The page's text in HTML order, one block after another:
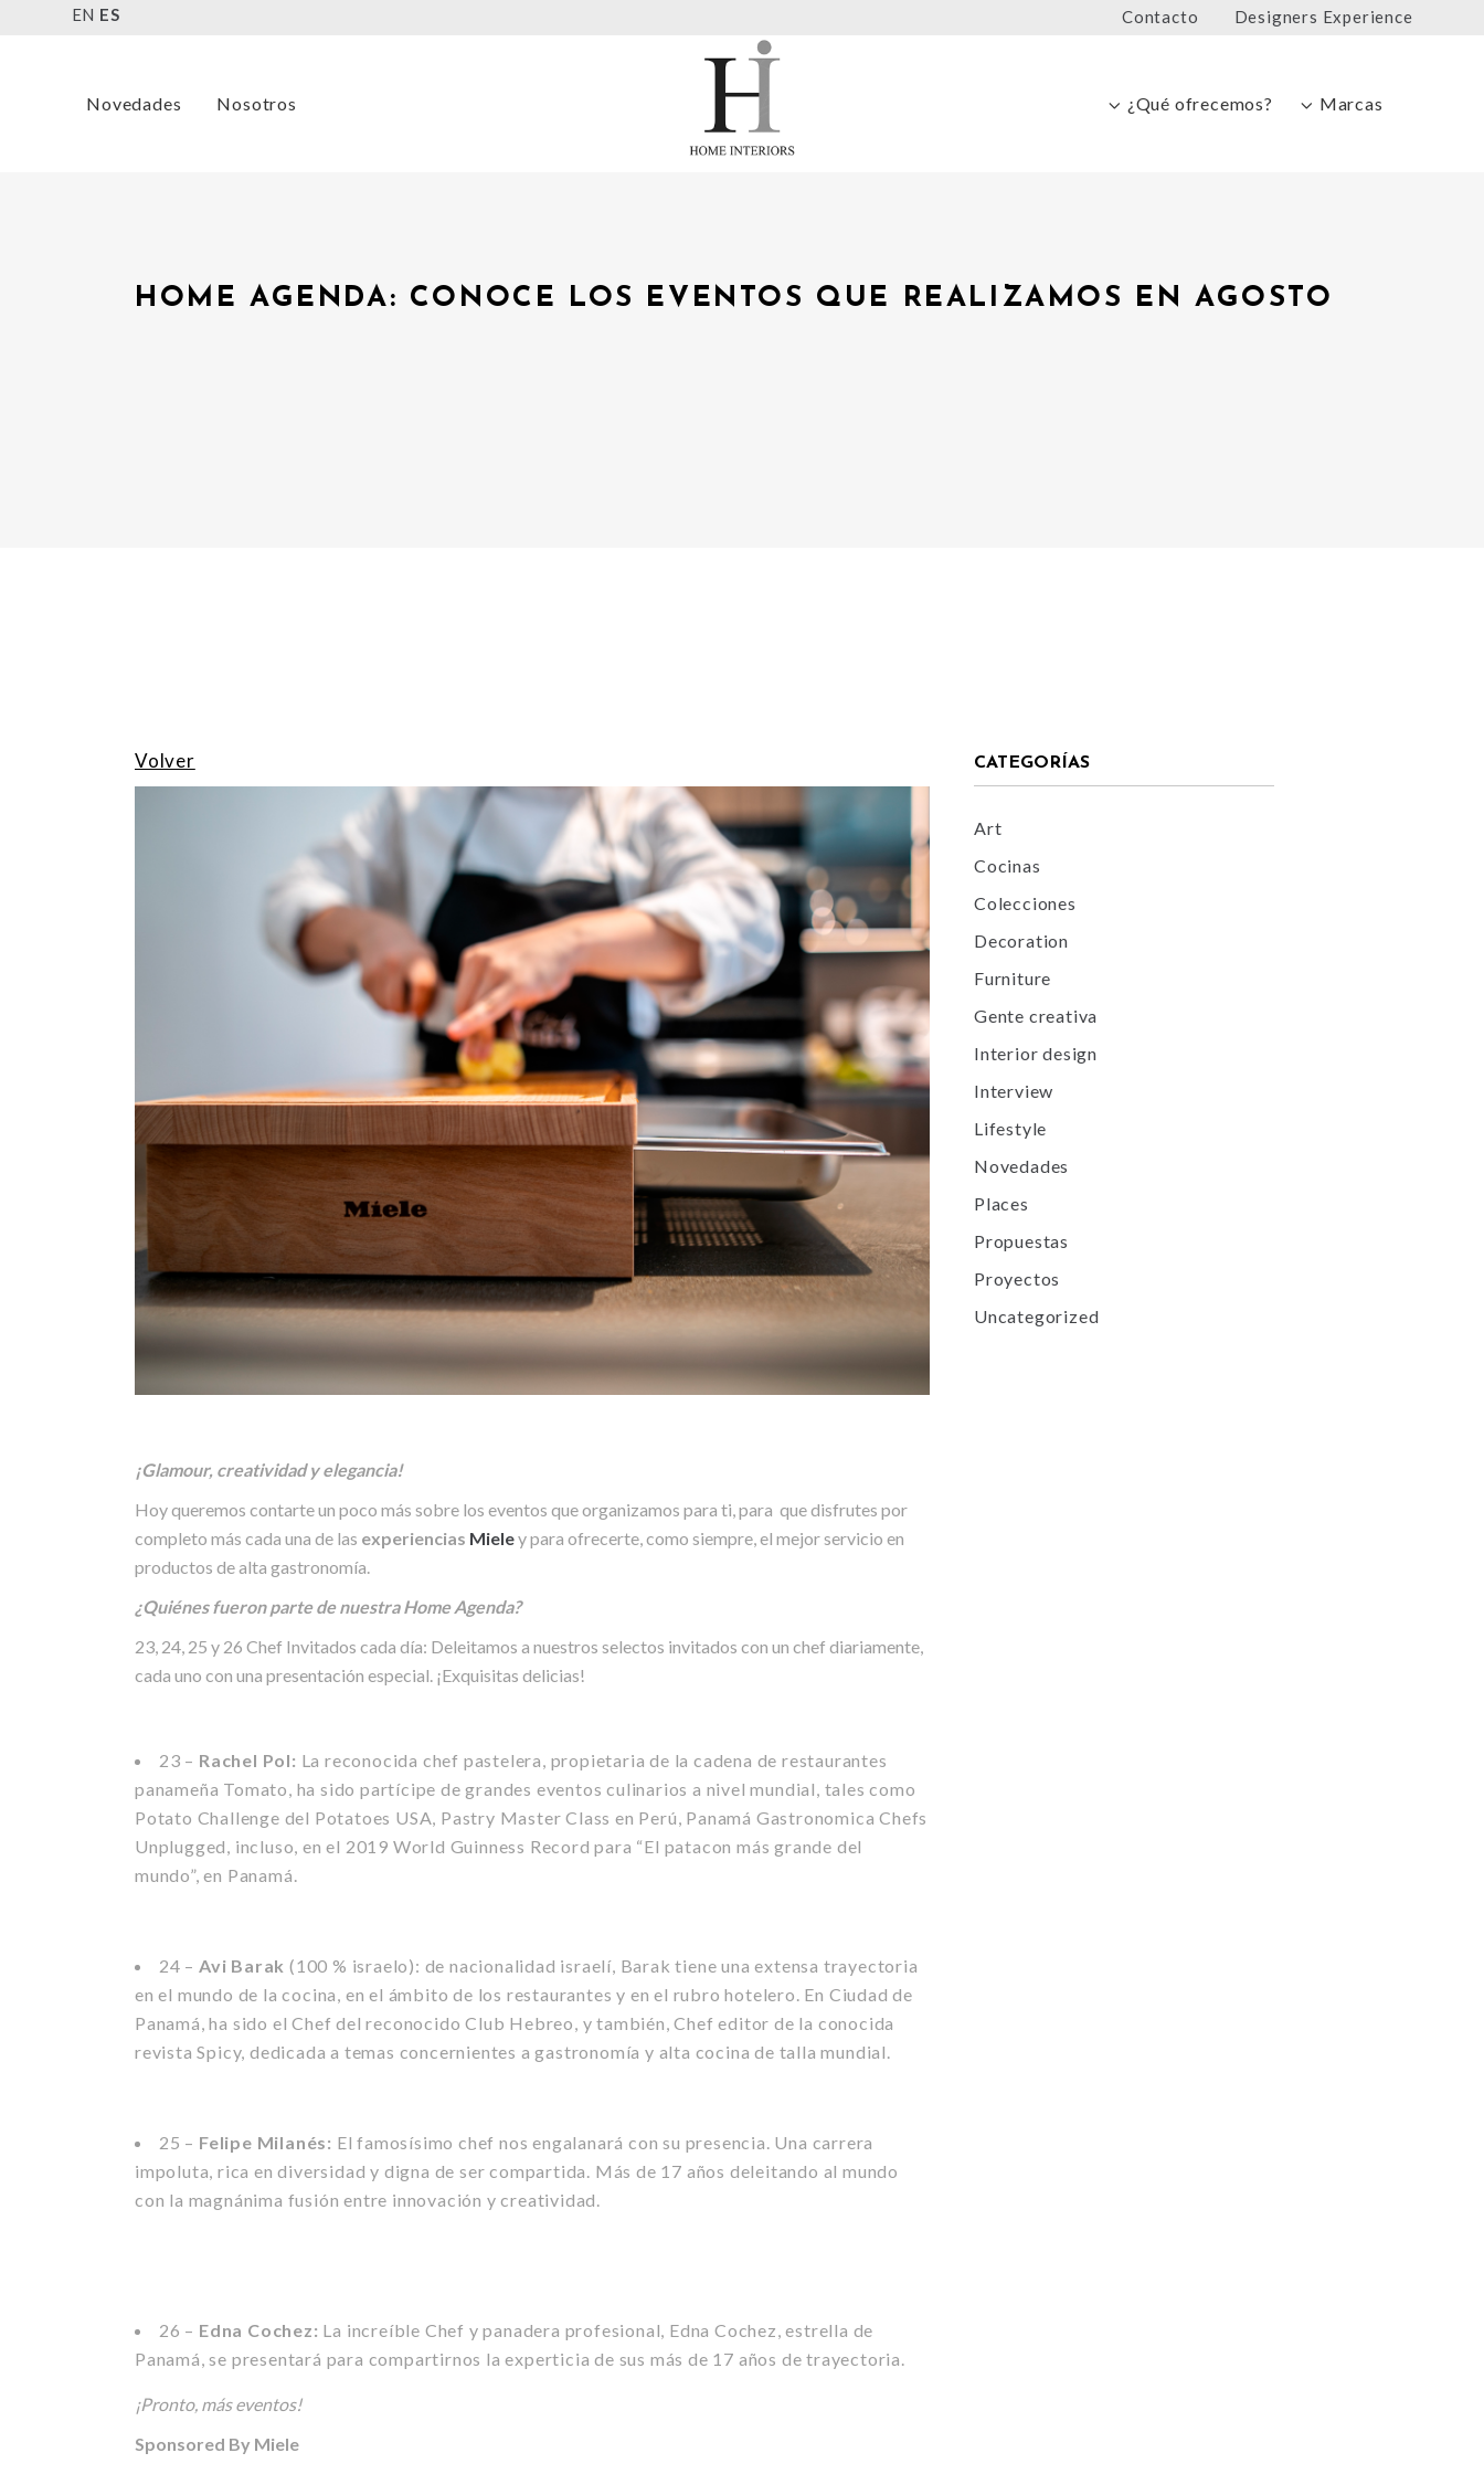
EN ES Contacto Designers Experience
Novedades Nosotros ¿Qué ofrecemos? Marcas
HOME AGENDA: CONOCE LOS EVENTOS QUE REALIZAMOS EN AGOSTO
Volver
¡Glamour, creatividad y elegancia!
Hoy queremos contarte un poco más sobre los eventos que organizamos para ti, para que disfrutes por
completo más cada una de las experiencias Mieley para ofrecerte, como siempre, el mejor servicio en
productos de alta gastronomía.
¿Quiénes fueron parte de nuestra Home Agenda?
23, 24, 25 y 26 Chef Invitados cada día: Deleitamos a nuestros selectos invitados con un chef diariamente,
cada uno con una presentación especial. ¡Exquisitas delicias!
23 – Rachel Pol: La reconocida chef pastelera, propietaria de la cadena de restaurantes
panameña Tomato, ha sido partícipe de grandes eventos culinarios a nivel mundial, tales como
Potato Challenge del Potatoes USA, Pastry Master Class en Perú, Panamá Gastronomica Chefs
Unplugged, incluso, en el 2019 World Guinness Record para “El patacon más grande del
mundo”, en Panamá.
24 – Avi Barak (100 % israelo): de nacionalidad israelí, Barak tiene una extensa trayectoria
en el mundo de la cocina, en el ámbito de los restaurantes y en el rubro hotelero. En Ciudad de
Panamá, ha sido el Chef del reconocido Club Hebreo, y también, Chef editor de la conocida
revista Spicy, dedicada a temas concernientes a gastronomía y alta cocina de talla mundial.
25 – Felipe Milanés: El famosísimo chef nos engalanará con su presencia. Una carrera
impoluta, rica en diversidad y digna de ser compartida. Más de 17 años deleitando al mundo
con la magnánima fusión entre innovación y creatividad.
26 – Edna Cochez: La increíble Chef y panadera profesional, Edna Cochez, estrella de
Panamá, se presentará para compartirnos la experticia de sus más de 17 años de trayectoria.
¡Pronto, más eventos!
Sponsored By Miele
CATEGORÍAS
Art
Cocinas
Colecciones
Decoration
Furniture
Gente creativa
Interior design
Interview
Lifestyle
Novedades
Places
Propuestas
Proyectos
Uncategorized